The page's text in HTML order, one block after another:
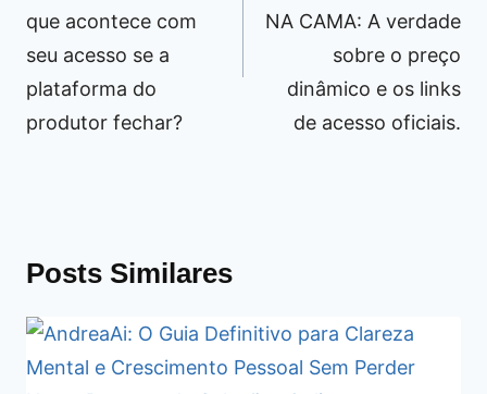
que acontece com
seu acesso se a
plataforma do
produtor fechar?
NA CAMA: A verdade
sobre o preço
dinâmico e os links
de acesso oficiais.
Posts Similares